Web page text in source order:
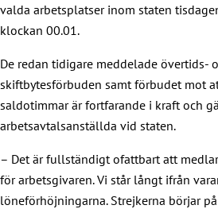
valda arbetsplatser inom staten
klockan 00.01.
De redan tidigare meddelade övertids-
skiftbytesförbuden samt förbudet mot
saldotimmar är fortfarande i kraft och
arbetsavtalsanställda vid staten.
– Det är fullständigt ofattbart att
för arbetsgivaren. Vi står långt ifrån
löneförhöjningarna. Strejkerna börjar